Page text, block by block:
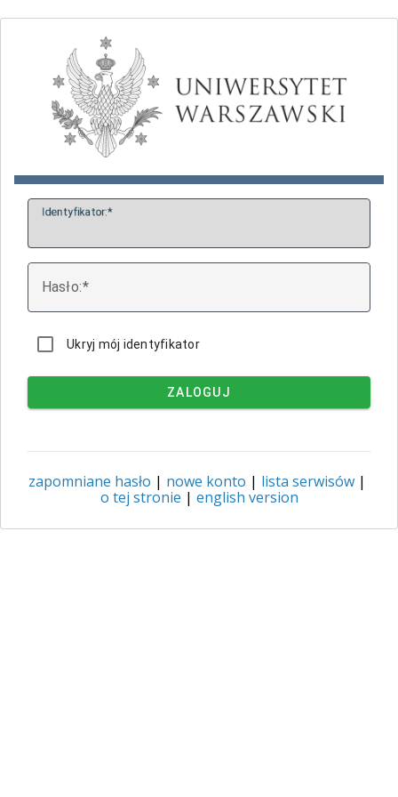
Identyfikator:
Hasło:
Ukryj mój identyfikator
ZALOGUJ
zapomniane hasło | nowe konto | lista serwisów |
o tej stronie | english version